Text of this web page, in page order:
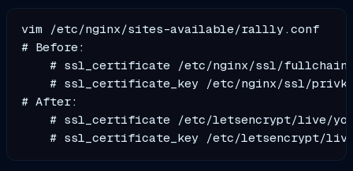
vim /etc/nginx/sites-available/rallly.conf
# Before:
# ssl_certificate /etc/nginx/ssl/
# ssl_certificate_key /etc/nginx/ssl/
# After:
# ssl_certificate /etc/letsencrypt/live/